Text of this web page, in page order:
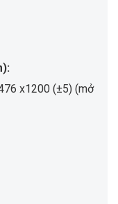
x1200 (±5) (mở